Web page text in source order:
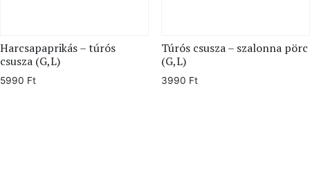
Harcsapaprikás – túrós
csusza (G,L)
5990 Ft
Túrós csusza – szalonna pörc
(G,L)
3990 Ft